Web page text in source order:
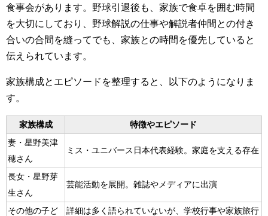
食事会があります。野球引退後も、家族で食卓を囲む時間
を大切にしており、野球解説の仕事や解説者仲間との付き
合いの合間を縫ってでも、家族との時間を優先していると
伝えられています。
家族構成とエピソードを整理すると、以下のようになりま
す。
家族構成
特徴やエピソード
妻・星野美津
穂さん
ミス・ユニバース日本代表経験。家庭を支える存在
長女・星野芽
生さん
芸能活動を展開。雑誌やメディアに出演
その他の子ど
詳細は多く語られていないが、学校行事や家族旅行